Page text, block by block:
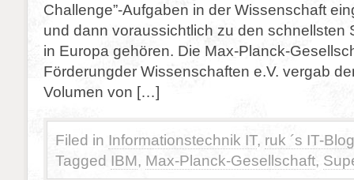
Challenge”-Aufgaben in der Wissenschaft
und dann voraussichtlich zu den schnellsten
in Europa gehören. Die Max-Planck-
Förderungder Wissenschaften e.V. vergab
Volumen von […]
Filed in Informationstechnik IT, ruk ´s IT-Blog
Tagged IBM, Max-Planck-Gesellschaft,